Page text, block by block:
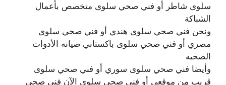
سلوى شاطر أو فني صحي سلوى متخصص بأعمال
الشباكة
ونحن فني صحي سلوى هندي أو فني صحي سلوى
مصري أو فني صحي سلوى باكستاني صيانه الأدوات
الصحيه
وأيضا فني صحي سلوى سوري أو فني صحي سلوى
قريب من موقعي أو فني صحي سلوى الآن فني صحي